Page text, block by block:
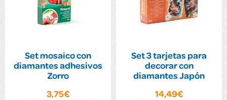
Set mosaico con
diamantes adhesivos
Zorro
3,75€
Set 3 tarjetas para
decorar con
diamantes Japón
14,49€